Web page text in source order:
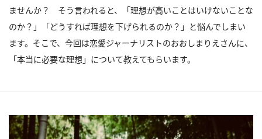
ませんか？ そう言われると、「理想が高いことはいけないことな
のか？」「どうすれば理想を下げられるのか？」と悩んでしまい
ます。そこで、今回は恋愛ジャーナリストのおおしまりえさんに、
「本当に必要な理想」について教えてもらいます。